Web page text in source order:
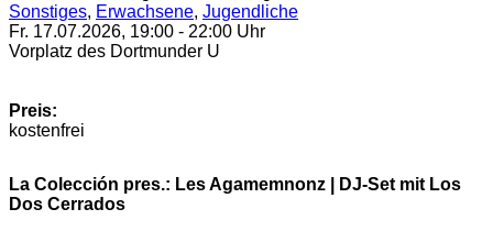
Sonstiges, Erwachsene, Jugendliche
Fr. 17.07.2026, 19:00 - 22:00 Uhr
Vorplatz des Dortmunder U
Preis:
kostenfrei
La Colección pres.: Les Agamemnonz | DJ-Set mit Los
Dos Cerrados